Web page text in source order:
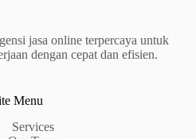
jasa online terpercaya untuk
dengan cepat dan efisien.
Menu
Services